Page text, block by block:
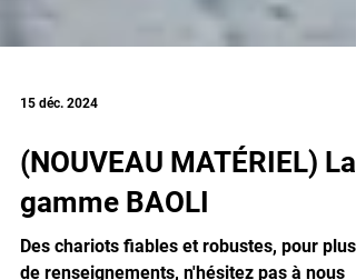
(NOUVEAU MATÉRIEL) La
gamme BAOLI